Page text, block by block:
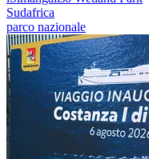
Sudafrica
parco nazionale